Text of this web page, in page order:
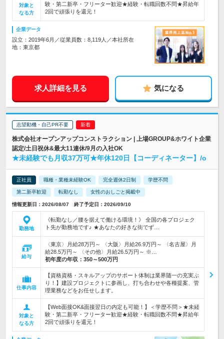
対象と
なる方
験・第二新卒・フリーター歓迎★経験・転職回数不問★昇給年
2回で頑張りを還元！
企業データ
設立：2019年6月／従業員数：8,119人／本社所在
地：東京都
求人詳細を見る 気になる
志望動機・自己PR不要
株式会社オープンアップコンストラクション | 上場GROUP&ホワイト企業
認定/土日祝休&最大11連休/9月の入社OK
★未経験でも月収37万可★年休120日【コーディネーター】/o
正社員 職種・業種未経験OK 完全週休2日制 学歴不問
第二新卒歓迎 転勤なし 女性のおしごと掲載中
情報更新日：2026/08/07 終了予定日：2026/09/10
勤務地
《転勤なし／腰を据えて働ける環境！》 全国の各プロジェク
ト先が勤務地です♪ ★あなたの好きな街でず…
給与
〈東京〉月給28万円～ 〈大阪〉月給26.9万円～ 〈名古屋〉月
給28.5万円～ 〈その他〉月給26.5万円～ ※…
初年度の年収： 350～500万円
仕事内容
【資格資格・スキルアップのサポート体制は業界随一の充実ぶ
り！】建設プロジェクトに参画し、打ち合わせや各種提案、管
理業務などをお任せします。
対象と
なる方
【Web面接OK&面接翌日の内定も可能！】＜学歴不問＞★未経
験・第二新卒・フリーター歓迎★経験・転職回数不問★昇給年
2回で頑張りを還元！